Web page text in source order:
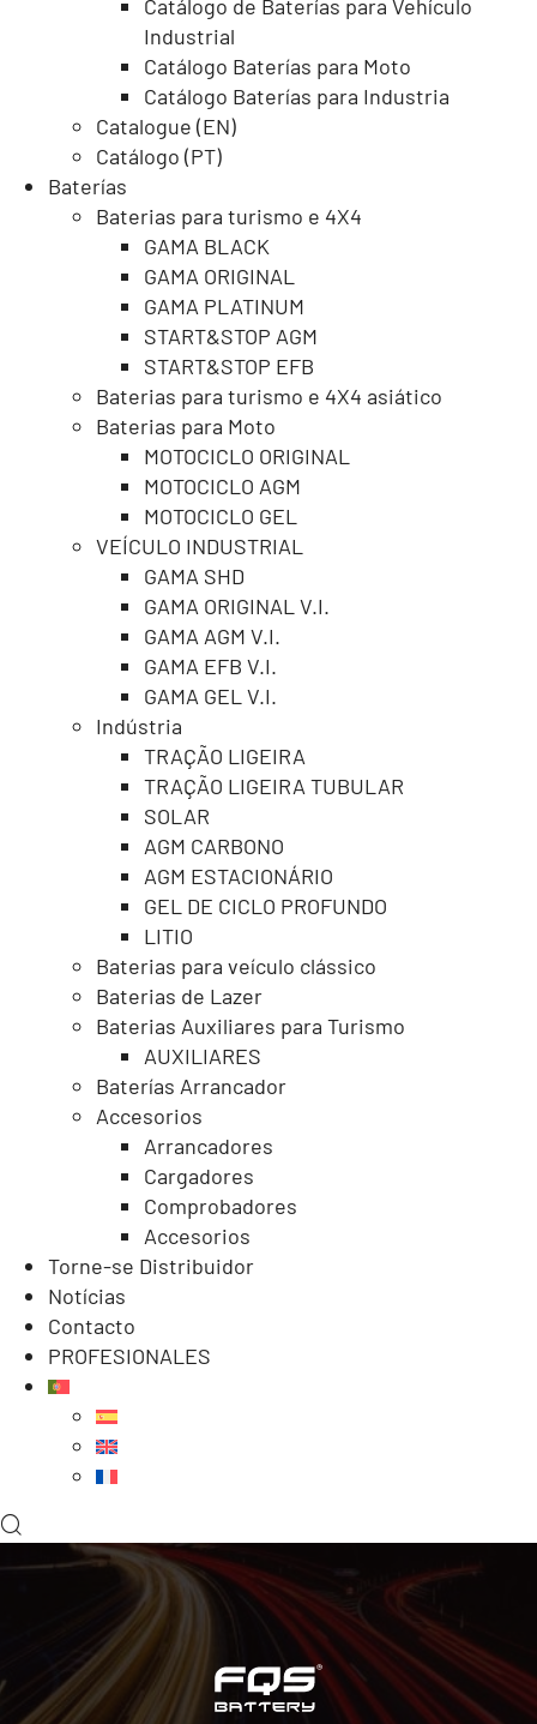
Catálogo de Baterías para Vehículo
Industrial
Catálogo Baterías para Moto
Catálogo Baterías para Industria
Catalogue (EN)
Catálogo (PT)
Baterías
Baterias para turismo e 4X4
GAMA BLACK
GAMA ORIGINAL
GAMA PLATINUM
START&STOP AGM
START&STOP EFB
Baterias para turismo e 4X4 asiático
Baterias para Moto
MOTOCICLO ORIGINAL
MOTOCICLO AGM
MOTOCICLO GEL
VEÍCULO INDUSTRIAL
GAMA SHD
GAMA ORIGINAL V.I.
GAMA AGM V.I.
GAMA EFB V.I.
GAMA GEL V.I.
Indústria
TRAÇÃO LIGEIRA
TRAÇÃO LIGEIRA TUBULAR
SOLAR
AGM CARBONO
AGM ESTACIONÁRIO
GEL DE CICLO PROFUNDO
LITIO
Baterias para veículo clássico
Baterias de Lazer
Baterias Auxiliares para Turismo
AUXILIARES
Baterías Arrancador
Accesorios
Arrancadores
Cargadores
Comprobadores
Accesorios
Torne-se Distribuidor
Notícias
Contacto
PROFESIONALES